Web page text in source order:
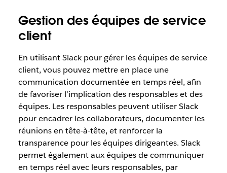
Gestion des équipes de service
client
En utilisant Slack pour gérer les équipes de service
client, vous pouvez mettre en place une
communication documentée en temps réel, afin
de favoriser l’implication des responsables et des
équipes. Les responsables peuvent utiliser Slack
pour encadrer les collaborateurs, documenter les
réunions en tête-à-tête, et renforcer la
transparence pour les équipes dirigeantes. Slack
permet également aux équipes de communiquer
en temps réel avec leurs responsables, par